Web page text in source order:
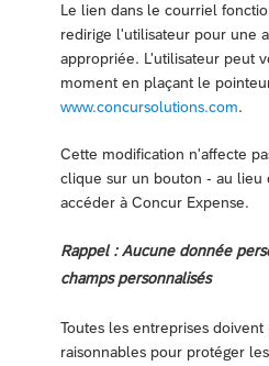
Le lien dans le courriel
redirige l'utilisateur pour une
appropriée. L'utilisateur peut
moment en plaçant le
www.concursolutions.com.
Cette modification n'affecte
clique sur un bouton - au
accéder à Concur Expense.
Rappel : Aucune donnée
champs personnalisés
Toutes les entreprises
raisonnables pour protéger